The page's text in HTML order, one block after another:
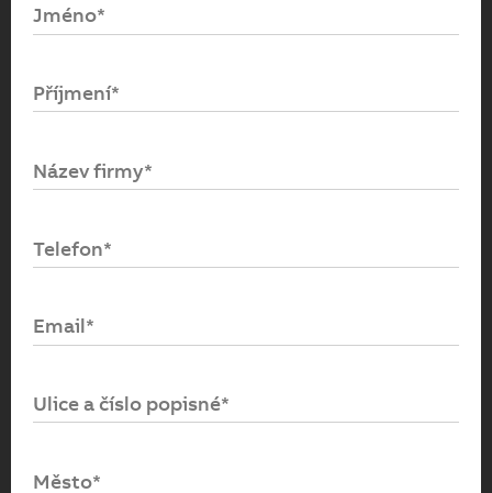
Jméno*
Příjmení*
Název firmy*
Telefon*
Email*
Ulice a číslo popisné*
Město*